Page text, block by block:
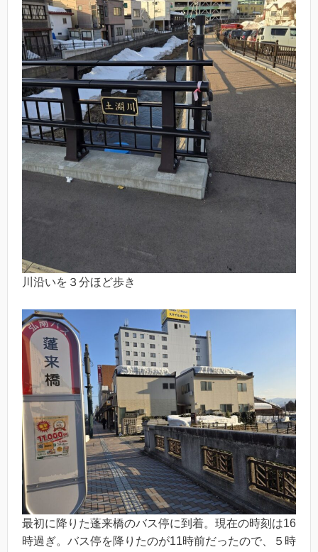
川沿いを３分ほど歩き
最初に降りた蓬来橋のバス停に到着。現在の時刻は16
時過ぎ。バス停を降りたのが11時前だったので、５時